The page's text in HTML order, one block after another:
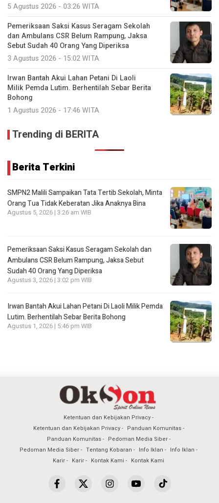
5 Agustus 2026 - 03:26 WITA
Pemeriksaan Saksi Kasus Seragam Sekolah
dan Ambulans CSR Belum Rampung, Jaksa
Sebut Sudah 40 Orang Yang Diperiksa
3 Agustus 2026 - 15:02 WITA
Irwan Bantah Akui Lahan Petani Di Laoli
Milik Pemda Lutim. Berhentilah Sebar Berita
Bohong
1 Agustus 2026 - 17:46 WITA
Trending di BERITA
Berita Terkini
SMPN2 Malili Sampaikan Tata Tertib Sekolah, Minta
Orang Tua Tidak Keberatan Jika Anaknya Bina
Agustus 5, 2026 | 3:26 am WIB
Pemeriksaan Saksi Kasus Seragam Sekolah dan
Ambulans CSR Belum Rampung, Jaksa Sebut
Sudah 40 Orang Yang Diperiksa
Agustus 3, 2026 | 3:02 pm WIB
Irwan Bantah Akui Lahan Petani Di Laoli Milik Pemda
Lutim. Berhentilah Sebar Berita Bohong
Agustus 1, 2026 | 5:46 pm WIB
Ketentuan dan Kebijakan Privacy
Ketentuan dan Kebijakan Privacy
Panduan Komunitas
Panduan Komunitas
Pedoman Media Siber
Pedoman Media Siber
Tentang Kobaran Info Iklan
Info Iklan
Karir
Karir Kontak Kami Kontak Kami